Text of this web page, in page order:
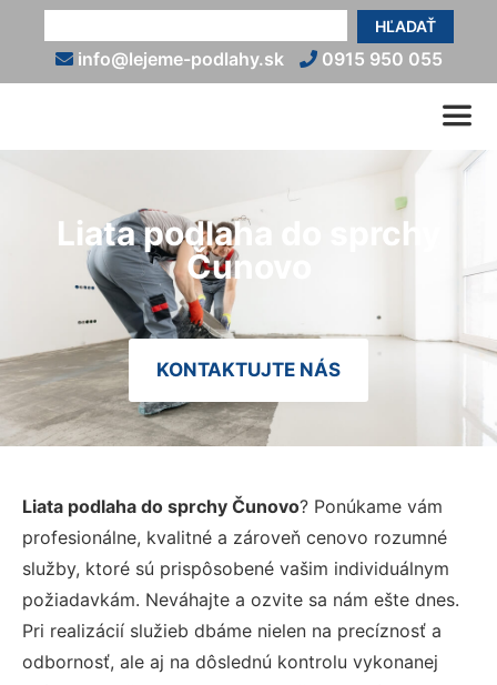
HĽADAŤ
info@lejeme-podlahy.sk 0915 950 055
Liata podlaha do sprchy
Čunovo
KONTAKTUJTE NÁS
Liata podlaha do sprchy Čunovo? Ponúkame vám
profesionálne, kvalitné a zároveň cenovo rozumné
služby, ktoré sú prispôsobené vašim individuálnym
požiadavkám. Neváhajte a ozvite sa nám ešte dnes.
Pri realizácií služieb dbáme nielen na precíznosť a
odbornosť, ale aj na dôslednú kontrolu vykonanej